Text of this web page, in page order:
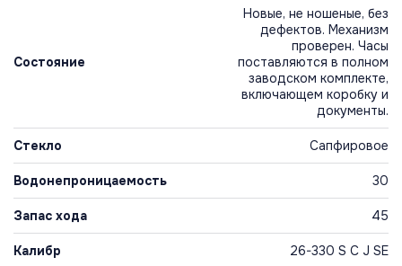
Состояние
Новые, не ношеные, без
дефектов. Механизм
проверен. Часы
поставляются в полном
заводском комплекте,
включающем коробку и
документы.
Стекло Сапфировое
Водонепроницаемость 30
Запас хода 45
Калибр 26-330 S C J SE